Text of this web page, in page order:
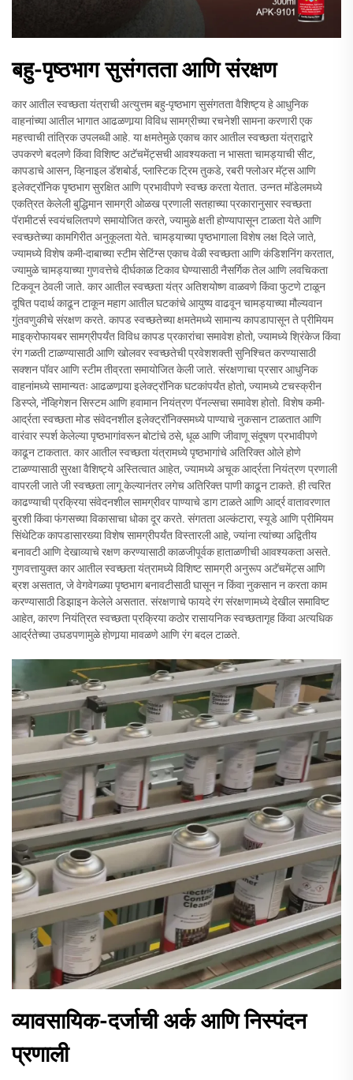
बहु-पृष्ठभाग सुसंगतता आणि संरक्षण
कार आतील स्वच्छता यंत्राची अत्युत्तम बहु-पृष्ठभाग सुसंगतता वैशिष्ट्य हे आधुनिक
वाहनांच्या आतील भागात आढळणार्‍या विविध सामग्रीच्या रचनेशी सामना करणारी एक
महत्त्वाची तांत्रिक उपलब्धी आहे. या क्षमतेमुळे एकाच कार आतील स्वच्छता यंत्राद्वारे
उपकरणे बदलणे किंवा विशिष्ट अटॅचमेंट्सची आवश्यकता न भासता चामड्याची सीट,
कापडाचे आसन, व्हिनाइल डॅशबोर्ड, प्लास्टिक ट्रिम तुकडे, रबरी फ्लोअर मॅट्स आणि
इलेक्ट्रॉनिक पृष्ठभाग सुरक्षित आणि प्रभावीपणे स्वच्छ करता येतात. उन्नत मॉडेलमध्ये
एकत्रित केलेली बुद्धिमान सामग्री ओळख प्रणाली सतहाच्या प्रकारानुसार स्वच्छता
पॅरामीटर्स स्वयंचलितपणे समायोजित करते, ज्यामुळे क्षती होण्यापासून टाळता येते आणि
स्वच्छतेच्या कामगिरीत अनुकूलता येते. चामड्याच्या पृष्ठभागाला विशेष लक्ष दिले जाते,
ज्यामध्ये विशेष कमी-दाबाच्या स्टीम सेटिंग्स एकाच वेळी स्वच्छता आणि कंडिशनिंग करतात,
ज्यामुळे चामड्याच्या गुणवत्तेचे दीर्घकाळ टिकाव घेण्यासाठी नैसर्गिक तेल आणि लवचिकता
टिकवून ठेवली जाते. कार आतील स्वच्छता यंत्र अतिशयोष्ण वाळवणे किंवा फुटणे टाळून
दूषित पदार्थ काढून टाकून महाग आतील घटकांचे आयुष्य वाढवून चामड्याच्या मौल्यवान
गुंतवणुकीचे संरक्षण करते. कापड स्वच्छतेच्या क्षमतेमध्ये सामान्य कापडापासून ते प्रीमियम
माइक्रोफायबर सामग्रीपर्यंत विविध कापड प्रकारांचा समावेश होतो, ज्यामध्ये श्रिंकेज किंवा
रंग गळती टाळण्यासाठी आणि खोलवर स्वच्छतेची प्रवेशशक्ती सुनिश्चित करण्यासाठी
सक्शन पॉवर आणि स्टीम तीव्रता समायोजित केली जाते. संरक्षणाचा प्रसार आधुनिक
वाहनांमध्ये सामान्यतः आढळणार्‍या इलेक्ट्रॉनिक घटकांपर्यंत होतो, ज्यामध्ये टचस्क्रीन
डिस्प्ले, नॅव्हिगेशन सिस्टम आणि हवामान नियंत्रण पॅनल्सचा समावेश होतो. विशेष कमी-
आर्द्रता स्वच्छता मोड संवेदनशील इलेक्ट्रॉनिक्समध्ये पाण्याचे नुकसान टाळतात आणि
वारंवार स्पर्श केलेल्या पृष्ठभागांवरून बोटांचे ठसे, धूळ आणि जीवाणू संदूषण प्रभावीपणे
काढून टाकतात. कार आतील स्वच्छता यंत्रामध्ये पृष्ठभागांचे अतिरिक्त ओले होणे
टाळण्यासाठी सुरक्षा वैशिष्ट्ये अस्तित्वात आहेत, ज्यामध्ये अचूक आर्द्रता नियंत्रण प्रणाली
वापरली जाते जी स्वच्छता लागू केल्यानंतर लगेच अतिरिक्त पाणी काढून टाकते. ही त्वरित
काढण्याची प्रक्रिया संवेदनशील सामग्रीवर पाण्याचे डाग टाळते आणि आर्द्र वातावरणात
बुरशी किंवा फंगसच्या विकासाचा धोका दूर करते. संगतता अल्कंटारा, स्यूडे आणि प्रीमियम
सिंथेटिक कापडासारख्या विशेष सामग्रीपर्यंत विस्तारली आहे, ज्यांना त्यांच्या अद्वितीय
बनावटी आणि देखाव्याचे रक्षण करण्यासाठी काळजीपूर्वक हाताळणीची आवश्यकता असते.
गुणवत्तायुक्त कार आतील स्वच्छता यंत्रामध्ये विशिष्ट सामग्री अनुरूप अटॅचमेंट्स आणि
ब्रश असतात, जे वेगवेगळ्या पृष्ठभाग बनावटीसाठी घासून न किंवा नुकसान न करता काम
करण्यासाठी डिझाइन केलेले असतात. संरक्षणाचे फायदे रंग संरक्षणामध्ये देखील समाविष्ट
आहेत, कारण नियंत्रित स्वच्छता प्रक्रिया कठोर रासायनिक स्वच्छतागृह किंवा अत्यधिक
आर्द्रतेच्या उघडपणामुळे होणार्‍या मावळणे आणि रंग बदल टाळते.
व्यावसायिक-दर्जाची अर्क आणि निस्पंदन
प्रणाली